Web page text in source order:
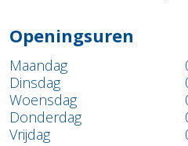
Openingsuren
Maandag
Dinsdag
Woensdag
Donderdag
Vrijdag